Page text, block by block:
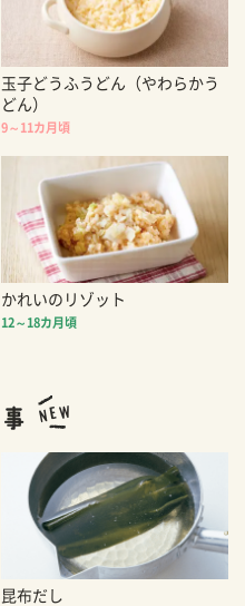
玉子どうふうどん（やわらかう
どん）
9～11カ月頃
かれいのリゾット
12～18カ月頃
昆布だし